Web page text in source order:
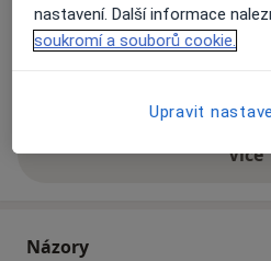
Způsoby platby (soukromé
Více
o
Názory
nastavení. Další informace
soukromí a souborů cookie.
Upravit